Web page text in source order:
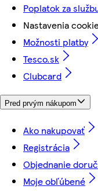
Poplatok za
Nastavenia
Možnosti platby
Tesco.sk
Clubcard
Pred prvým nákupom
Ako nakupovať
Registrácia
Objednanie
Moje obľúbené